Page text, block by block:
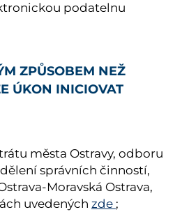
podatelnu
ZPŮSOBEM NEŽ
ÚKON INICIOVAT
města Ostravy, odboru
správních činností,
Moravská Ostrava,
uvedených zde ;